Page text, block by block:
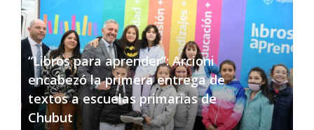
“Libros para aprender”: Arcioni
encabezó la primera entrega de
textos a escuelas primarias de
Chubut